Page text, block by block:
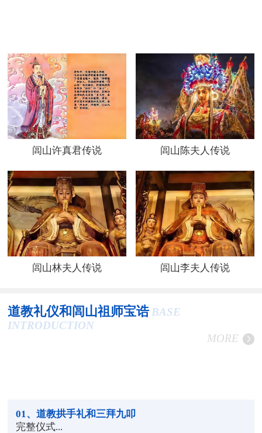
闾山许真君传说 闾山陈夫人传说
闾山林夫人传说 闾山李夫人传说
道教礼仪和闾山祖师宝诰 BASE
INTRODUCTION
MORE
01 、道教拱手礼和三拜九叩
完整仪式...